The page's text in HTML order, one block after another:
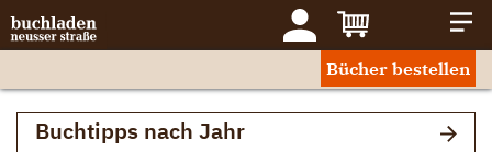
Bücher bestellen
Buchtipps nach Jahr